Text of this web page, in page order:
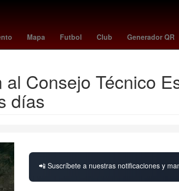
Mapa Futbol Club Generador QR
Epic Games Carlos Slim sparta vs groningen
Consejo Técnico
días
📲 Suscríbete a nuestras notificaciones y